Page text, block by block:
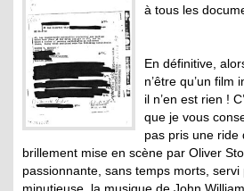
à tous les
En définitive,
n’être qu’un film
il n’en est rien !
que je vous
pas pris une ride
brillement mise en scène par Oliver
passionnante, sans temps morts,
minutieuse, la musique de John